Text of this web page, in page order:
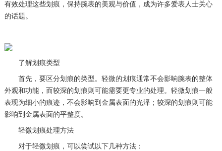
有效处理这些划痕，保持腕表的美观与价值，成为许多爱表人士关心
的话题。
了解划痕类型
首先，要区分划痕的类型。轻微的划痕通常不会影响腕表的整体
外观和功能，而较深的划痕则可能需要更专业的处理。轻微划痕一般
表现为细小的痕迹，不会影响到金属表面的光泽；较深的划痕则可能
影响到金属表面的平整度。
轻微划痕处理方法
对于轻微划痕，可以尝试以下几种方法：